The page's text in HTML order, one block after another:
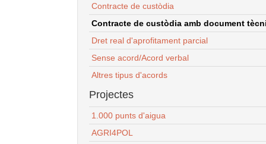
Contracte de custòdia
Contracte de custòdia amb document
Dret real d'aprofitament parcial
Sense acord/Acord verbal
Altres tipus d'acords
Projectes
1.000 punts d'aigua
AGRI4POL